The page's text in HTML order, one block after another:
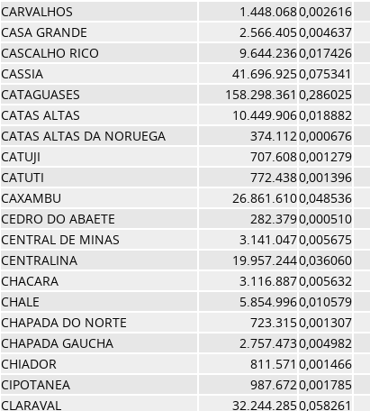
CARVALHOS 1.448.0680,002616
CASA GRANDE 2.566.4050,004637
CASCALHO RICO 9.644.2360,017426
CASSIA 41.696.9250,075341
CATAGUASES 158.298.361 0,286025
CATAS ALTAS 10.449.9060,018882
CATAS ALTAS DA NORUEGA 374.1120,000676
CATUJI 707.6080,001279
CATUTI 772.4380,001396
CAXAMBU 26.861.6100,048536
CEDRO DO ABAETE 282.3790,000510
CENTRAL DE MINAS 3.141.0470,005675
CENTRALINA 19.957.2440,036060
CHACARA 3.116.8870,005632
CHALE 5.854.9960,010579
CHAPADA DO NORTE 723.3150,001307
CHAPADA GAUCHA 2.757.4730,004982
CHIADOR 811.571 0,001466
CIPOTANEA 987.6720,001785
CLARAVAL 32.244.2850,058261